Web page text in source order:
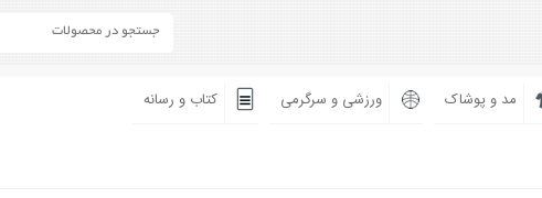
مد و پوشاک ورزشی و سرگرمی کتاب و رسانه